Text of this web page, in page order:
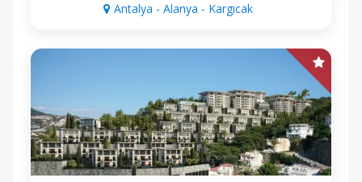
Antalya - Alanya - Kargıcak